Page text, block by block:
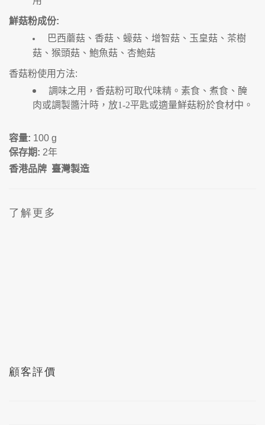
鮮菇粉成份:
巴西蘑菇、香菇、蠔菇、增智菇、玉皇菇、茶樹
菇、猴頭菇、鮑魚菇、杏鮑菇
香菇粉使用方法:
調味之用，香菇粉可取代味精。素食、煮食、醃
肉或調製醬汁時，放1-2平匙或適量鮮菇粉於食材中。
容量: 100 g
保存期: 2年
香港品牌 臺灣製造
了解更多
顧客評價